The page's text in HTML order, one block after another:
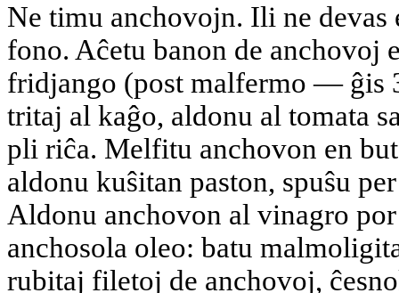
Ne timu anchovojn. Ili ne devas
fono. Aĉetu banon de anchovoj
fridjango (post malfermo — ĝis
tritaj al kaĝo, aldonu al tomata
pli riĉa. Melfitu anchovon en
aldonu kuŝitan paston, spuŝu
Aldonu anchovon al vinagro
anchosola oleo: batu
rubitaj filetoj de anchovoj,